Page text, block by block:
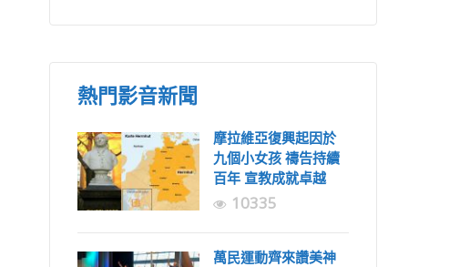
熱門影音新聞
摩拉維亞復興起因於
九個小女孩 禱告持續
百年 宣教成就卓越
10335
萬民運動齊來讚美神